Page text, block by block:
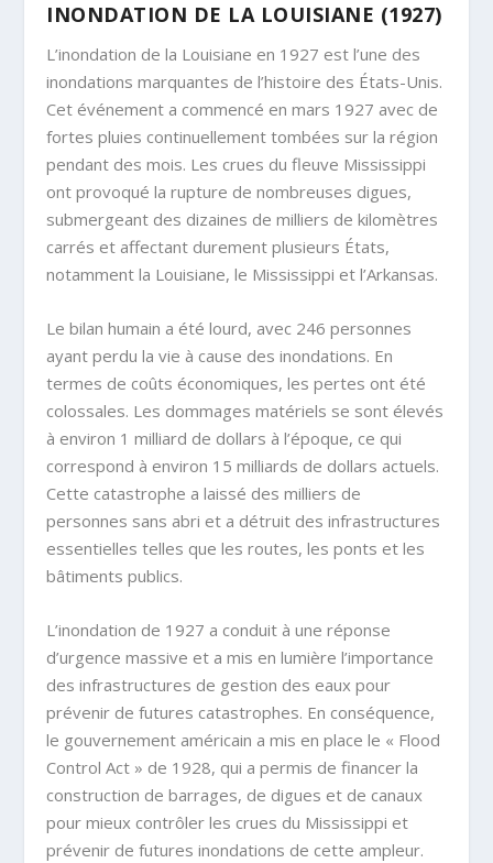
INONDATION DE LA LOUISIANE (1927)
L’inondation de la Louisiane en 1927 est l’une des
inondations marquantes de l’histoire des États-Unis.
Cet événement a commencé en mars 1927 avec de
fortes pluies continuellement tombées sur la région
pendant des mois. Les crues du fleuve Mississippi
ont provoqué la rupture de nombreuses digues,
submergeant des dizaines de milliers de kilomètres
carrés et affectant durement plusieurs États,
notamment la Louisiane, le Mississippi et l’Arkansas.
Le bilan humain a été lourd, avec 246 personnes
ayant perdu la vie à cause des inondations. En
termes de coûts économiques, les pertes ont été
colossales. Les dommages matériels se sont élevés
à environ 1 milliard de dollars à l’époque, ce qui
correspond à environ 15 milliards de dollars actuels.
Cette catastrophe a laissé des milliers de
personnes sans abri et a détruit des infrastructures
essentielles telles que les routes, les ponts et les
bâtiments publics.
L’inondation de 1927 a conduit à une réponse
d’urgence massive et a mis en lumière l’importance
des infrastructures de gestion des eaux pour
prévenir de futures catastrophes. En conséquence,
le gouvernement américain a mis en place le « Flood
Control Act » de 1928, qui a permis de financer la
construction de barrages, de digues et de canaux
pour mieux contrôler les crues du Mississippi et
prévenir de futures inondations de cette ampleur.